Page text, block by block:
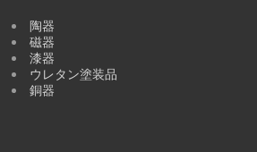
陶器
磁器
漆器
ウレタン塗装品
銅器